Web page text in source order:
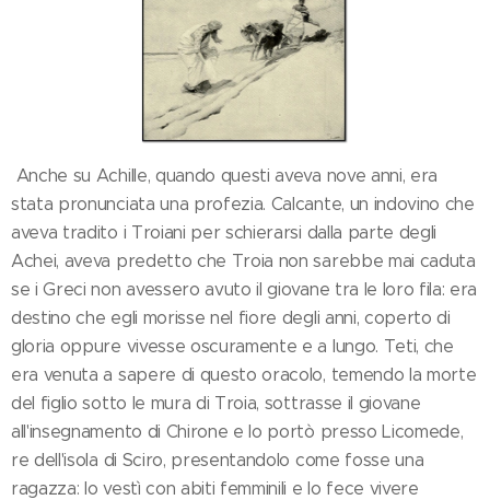
Anche su Achille, quando questi aveva nove anni, era
stata pronunciata una profezia. Calcante, un indovino che
aveva tradito i Troiani per schierarsi dalla parte degli
Achei, aveva predetto che Troia non sarebbe mai caduta
se i Greci non avessero avuto il giovane tra le loro fila: era
destino che egli morisse nel fiore degli anni, coperto di
gloria oppure vivesse oscuramente e a lungo. Teti, che
era venuta a sapere di questo oracolo, temendo la morte
del figlio sotto le mura di Troia, sottrasse il giovane
all'insegnamento di Chirone e lo portò presso Licomede,
re dell'isola di Sciro, presentandolo come fosse una
ragazza: lo vestì con abiti femminili e lo fece vivere